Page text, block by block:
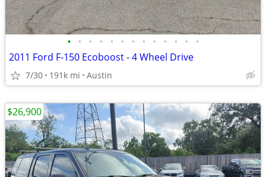
• • • • • • • • • • • • •
2011 Ford F-150 Ecoboost - 4 Wheel Drive
7/30 191k mi Austin
$26,900